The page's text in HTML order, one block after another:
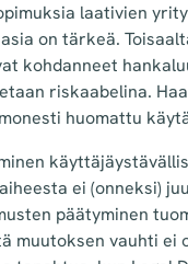
laativien
on tärkeä.
kohdanneet
riskaabelina.
huomattu
ei (onneksi)
päätyminen
muutoksen vauhti